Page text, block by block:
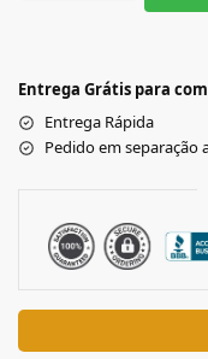
Entrega Grátis para
Entrega Rápida
Pedido em